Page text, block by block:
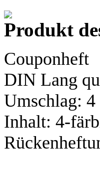
Produkt
Couponheft
DIN Lang
Umschlag: 4
Inhalt: 4-